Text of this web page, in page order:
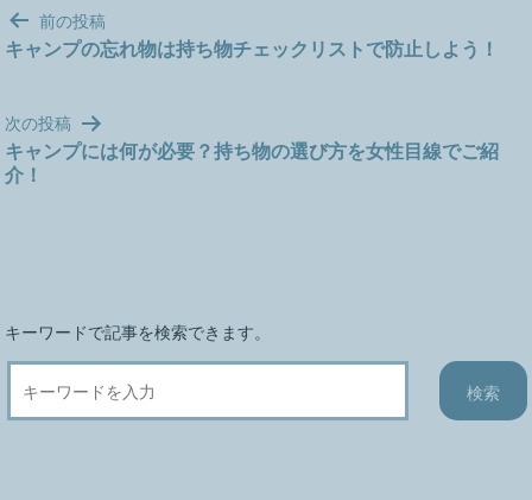
投
稿
ゲ
ー
シ
前の投稿
キャンプの忘れ物は持ち物チェックリストで防止しよう！
次の投稿
キャンプには何が必要？持ち物の選び方を女性目線でご紹
介！
キーワードで記事を検索できます。